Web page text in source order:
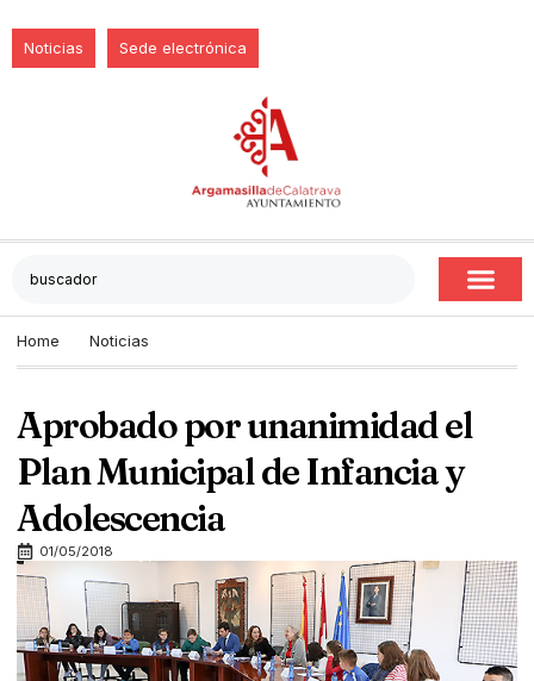
Noticias Sede electrónica
Home Noticias
Aprobado por unanimidad el
Plan Municipal de Infancia y
Adolescencia
01/05/2018